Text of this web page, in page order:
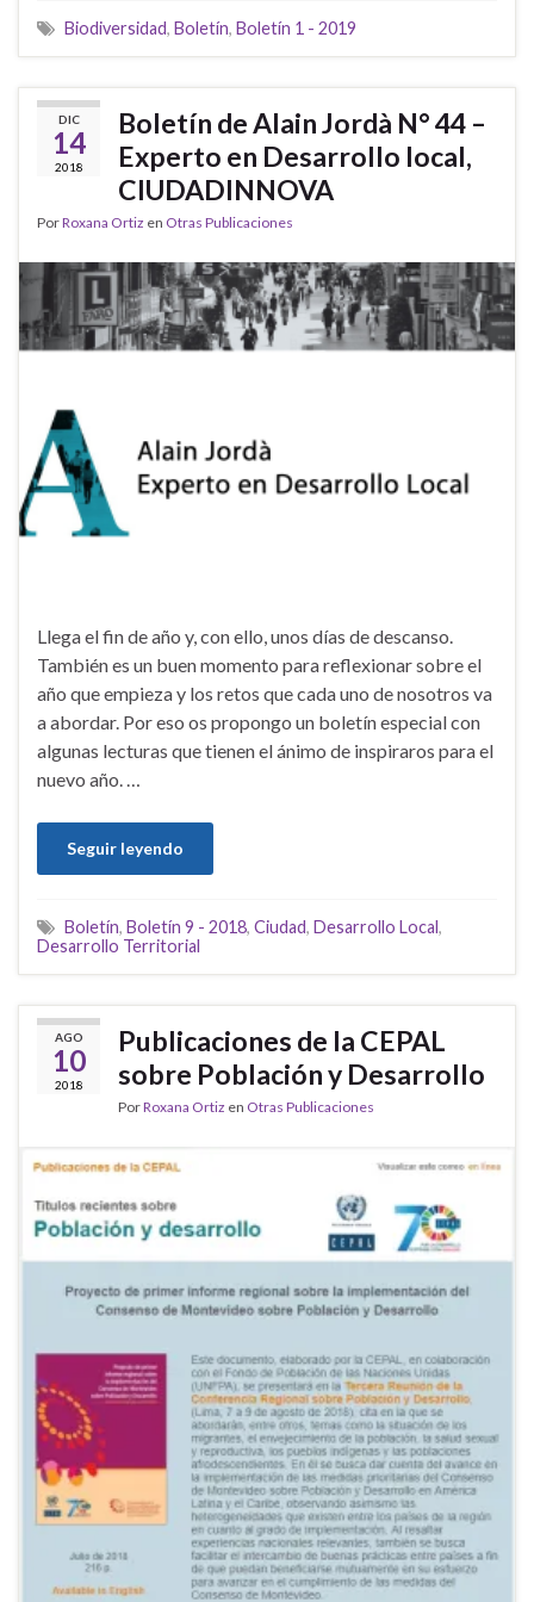
Biodiversidad, Boletín, Boletín 1 - 2019
DIC
14
2018
Boletín de Alain Jordà N° 44 –
Experto en Desarrollo local,
CIUDADINNOVA
PorRoxana Ortiz en Otras Publicaciones
Llega el fin de año y, con ello, unos días de descanso.
También es un buen momento para reflexionar sobre el
año que empieza y los retos que cada uno de nosotros va
a abordar. Por eso os propongo un boletín especial con
algunas lecturas que tienen el ánimo de inspiraros para el
nuevo año. …
Seguir leyendo
Boletín, Boletín 9 - 2018, Ciudad, Desarrollo Local,
Desarrollo Territorial
AGO
10
2018
Publicaciones de la CEPAL
sobre Población y Desarrollo
PorRoxana Ortiz en Otras Publicaciones